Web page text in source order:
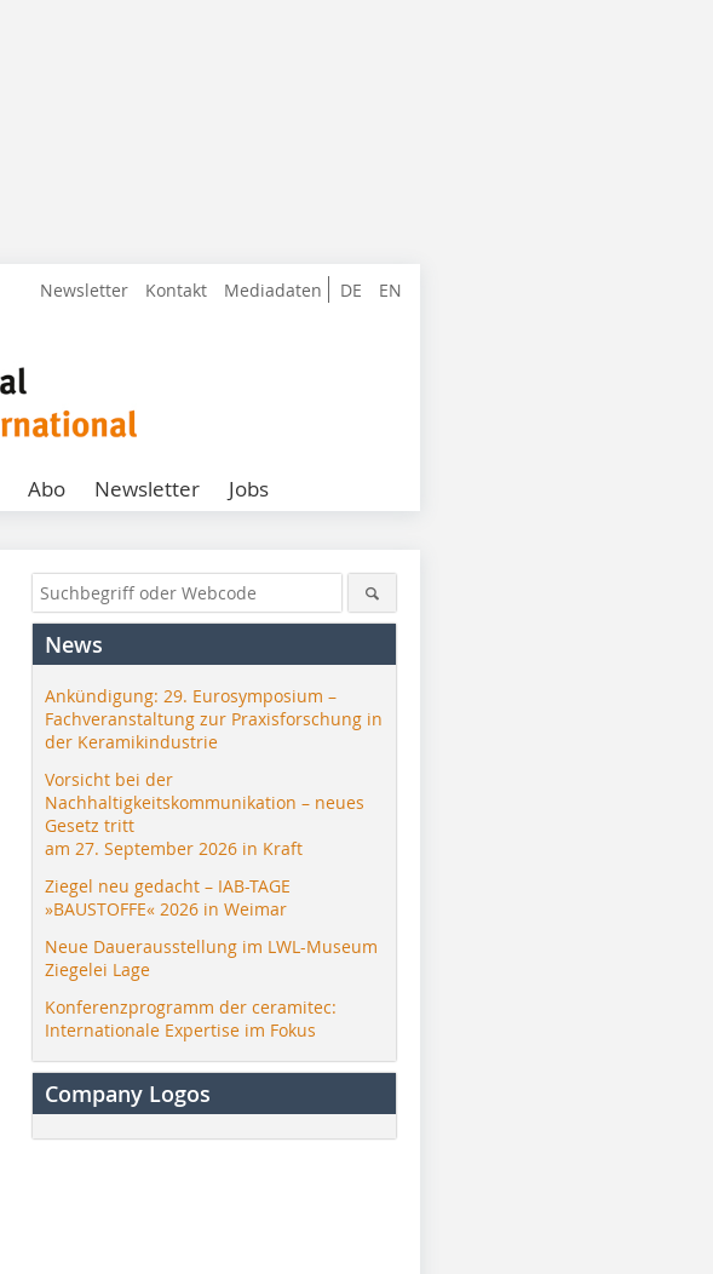
DE EN
Newsletter Kontakt Mediadaten
Abo Newsletter Jobs
News
Ankündigung: 29. Eurosymposium –
Fachveranstaltung zur Praxisforschung in
der Keramikindustrie
Vorsicht bei der
Nachhaltigkeitskommunikation – neues
Gesetz tritt
am 27. September 2026 in Kraft
Ziegel neu gedacht – IAB-TAGE
»BAUSTOFFE« 2026 in Weimar
Neue Dauerausstellung im LWL-Museum
Ziegelei Lage
Konferenzprogramm der ceramitec:
Internationale Expertise im Fokus
Company Logos